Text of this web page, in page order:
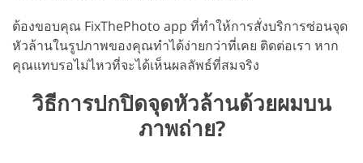
ต้องขอบคุณ FixThePhoto app ที่ทำให้การสั่งบริการซ่อนจุด
หัวล้านในรูปภาพของคุณทำได้ง่ายกว่าที่เคย ติดต่อเรา หาก
คุณแทบรอไม่ไหวที่จะได้เห็นผลลัพธ์ที่สมจริง
วิธีการปกปิดจุดหัวล้านด้วยผมบน
ภาพถ่าย?